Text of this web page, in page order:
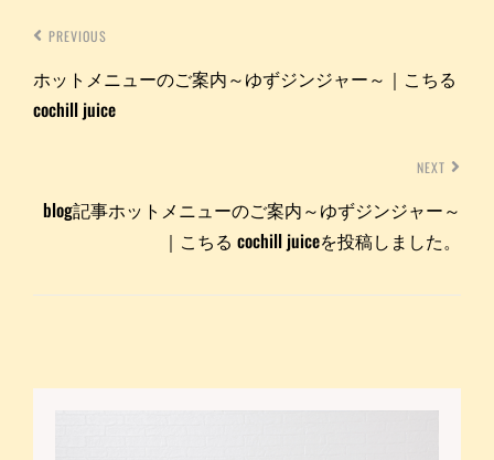
PREVIOUS
ホットメニューのご案内～ゆずジンジャー～｜こちる
cochill juice
NEXT
blog記事ホットメニューのご案内～ゆずジンジャー～
｜こちる cochill juiceを投稿しました。